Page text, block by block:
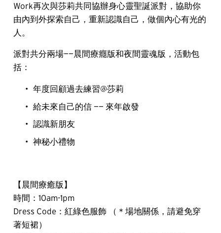
Work再次與莎莉共同協辦身心靈聖誕派對，協助你
由內到外探索自己，重新認識自己，做個內心有光的
人。
派對共分兩場——晨間療癮版和夜間靈魂版，活動包
括：
年度回顧過去練習@莎莉
給未來自己的信 —— 來年啟發
認識新朋友
神秘小禮物
【晨間療癒版】
時間：10am-1pm
Dress Code：紅綠色服飾 （＊場地關係，請避免穿
著短裙）